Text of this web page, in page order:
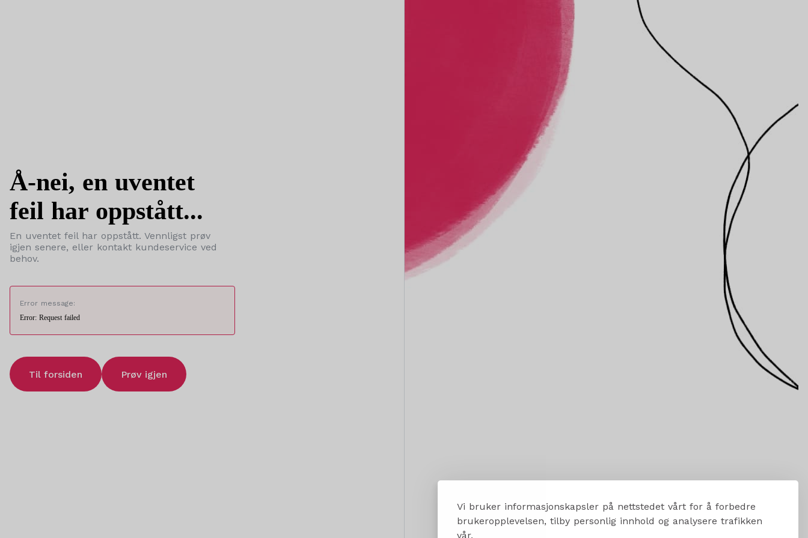
Vi bruker informasjonskapsler på nettstedet vårt for å forbedre
brukeropplevelsen, tilby personlig innhold og analysere trafikken
vår.
Å-nei, en uventet
feil har oppstått...
En uventet feil har oppstått. Vennligst prøv
igjen senere, eller kontakt kundeservice ved
behov.
Error message:
Error: Request failed
Til forsiden Prøv igjen